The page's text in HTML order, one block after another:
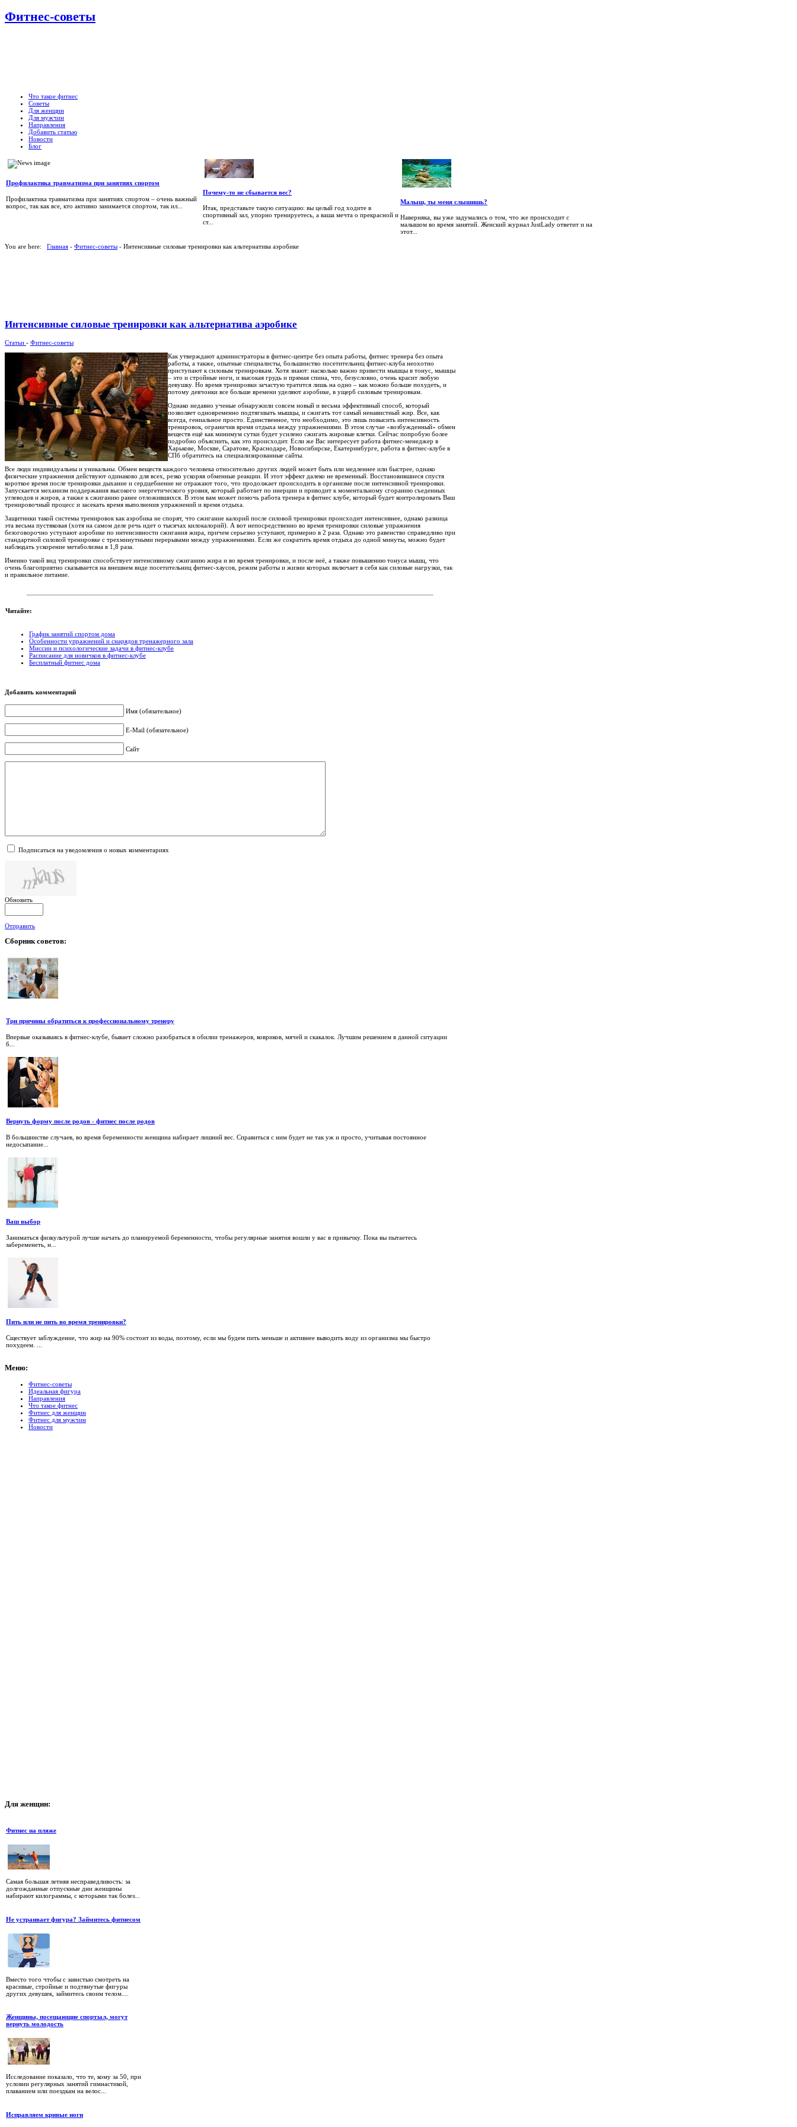
Фитнес-советы
Что такое фитнес
Советы
Для женщин
Для мужчин
Направления
Добавить статью
Новости
Блог
Профилактика травматизма при занятиях спортом
Профилактика травматизма при занятиях спортом – очень важный
вопрос, так как все, кто активно занимается спортом, так ил...
Почему-то не сбывается вес?
Итак, представьте такую ситуацию: вы целый год ходите в
спортивный зал, упорно тренируетесь, а ваша мечта о прекрасной и
ст...
Малыш, ты меня слышишь?
Наверняка, вы уже задумались о том, что же происходит с
малышом во время занятий. Женский журнал JustLady ответит и на
этот...
You are here: Главная - Фитнес-советы - Интенсивные силовые тренировки как альтернатива аэробике
Интенсивные силовые тренировки как альтернатива аэробике
Статьи - Фитнес-советы
Как утверждают администраторы в фитнес-центре без опыта работы, фитнес тренера без опыта
работы, а также, опытные специалисты, большинство посетительниц фитнес-клуба неохотно
приступают к силовым тренировкам. Хотя знают: насколько важно привести мышцы в тонус, мышцы
– это и стройные ноги, и высокая грудь и прямая спина, что, безусловно, очень красит любую
девушку. Но время тренировки зачастую тратится лишь на одно – как можно больше похудеть, и
потому девчонки все больше времени уделяют аэробике, в ущерб силовым тренировкам.
Однако недавно ученые обнаружили совсем новый и весьма эффективный способ, который
позволяет одновременно подтягивать мышцы, и сжигать тот самый ненавистный жир. Все, как
всегда, гениальное просто. Единственное, что необходимо, это лишь повысить интенсивность
тренировок, ограничив время отдыха между упражнениями. В этом случае «возбужденный» обмен
веществ ещё как минимум сутки будет усилено сжигать жировые клетки. Сейчас попробую более
подробно объяснить, как это происходит. Если же Вас интересует работа фитнес-менеджер в
Харькове, Москве, Саратове, Краснодаре, Новосибирске, Екатеринбурге, работа в фитнес-клубе в
СПб обратитесь на специализированные сайты.
Все люди индивидуальны и уникальны. Обмен веществ каждого человека относительно других людей может быть или медленнее или быстрее, однако
физические упражнения действуют одинаково для всех, резко ускоряя обменные реакции. И этот эффект далеко не временный. Восстановившиеся спустя
короткое время после тренировки дыхание и сердцебиение не отражают того, что продолжает происходить в организме после интенсивной тренировки.
Запускается механизм поддержания высокого энергетического уровня, который работает по инерции и приводит к моментальному сгоранию съеденных
углеводов и жиров, а также к сжиганию ранее отложившихся. В этом вам может помочь работа тренера в фитнес клубе, который будет контролировать Ваш
тренировочный процесс и засекать время выполнения упражнений и время отдыха.
Защитники такой системы тренировок как аэробика не спорят, что сжигание калорий после силовой тренировки происходит интенсивнее, однако разница
эта весьма пустяковая (хотя на самом деле речь идет о тысячах килокалорий). А вот непосредственно во время тренировки силовые упражнения
безоговорочно уступают аэробике по интенсивности сжигания жира, причем серьезно уступают, примерно в 2 раза. Однако это равенство справедливо при
стандартной силовой тренировке с трехминутными перерывами между упражнениями. Если же сократить время отдыха до одной минуты, можно будет
наблюдать ускорение метаболизма в 1,8 раза.
Именно такой вид тренировки способствует интенсивному сжиганию жира и во время тренировки, и после неё, а также повышению тонуса мышц, что
очень благоприятно сказывается на внешнем виде посетительниц фитнес-хаусов, режим работы и жизни которых включает в себя как силовые нагрузки, так
и правильное питание.
Читайте:
График занятий спортом дома
Особенности упражнений и снарядов тренажерного зала
Миссии и психологические задачи в фитнес-клубе
Расписание для новичков в фитнес-клубе
Бесплатный фитнес дома
Добавить комментарий
Имя (обязательное)
E-Mail (обязательное)
Сайт
Подписаться на уведомления о новых комментариях
Обновить
Отправить
Сборниксоветов:
Три причины обратиться к профессиональному тренеру
Впервые оказываясь в фитнес-клубе, бывает сложно разобраться в обилии тренажеров, ковриков, мячей и скакалок. Лучшим решением в данной ситуации
б...
Вернуть форму после родов - фитнес после родов
В большинстве случаев, во время беременности женщина набирает лишний вес. Справиться с ним будет не так уж и просто, учитывая постоянное
недосыпание...
Ваш выбор
Заниматься физкультурой лучше начать до планируемой беременности, чтобы регулярные занятия вошли у вас в привычку. Пока вы пытаетесь
забеременеть, н...
Пить или не пить во время тренировки?
Сществует заблуждение, что жир на 90% состоит из воды, поэтому, если мы будем пить меньше и активнее выводить воду из организма мы быстро
похудеем. ...
Меню:
Фитнес-советы
Идеальная фигура
Направления
Что такое фитнес
Фитнес для женщин
Фитнес для мужчин
Новости
Для женщин:
Фитнес на пляже
Самая большая летняя несправедливость: за
долгожданные отпускные дни женщины
набирают килограммы, с которыми так болез...
Не устраивает фигура? Займитесь фитнесом
Вместо того чтобы с завистью смотреть на
красивые, стройные и подтянутые фигуры
других девушек, займитесь своим телом....
Женщины, посещающие спортзал, могут
вернуть молодость
Исследование показало, что те, кому за 50, при
условии регулярных занятий гимнастикой,
плаванием или поездкам на велос...
Исправляем кривые ноги